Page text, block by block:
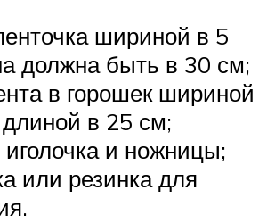
шириной в 5
должна быть в 30 см;
в горошек шириной
в 25 см;
иголочка и ножницы;
или резинка для